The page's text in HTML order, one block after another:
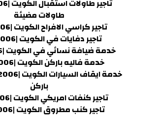
طاولات مضيئة
تاجير كراسي الافراح الكويت |56632006
تاجير دفايات في الكويت |56632006
خدمة ضيافة نسائي في الكويت |56632006
خدمة فاليه باركن الكويت |56632006
باركن
تاجير كنفات امريكي الكويت |56632006
تاجير كنب مطروق الكويت |56632006